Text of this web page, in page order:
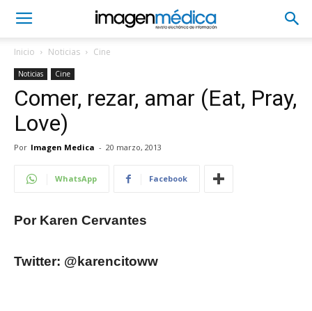
Inicio Noticias Cine
Noticias Cine
Comer, rezar, amar (Eat, Pray,
Love)
Por Imagen Medica - 20 marzo, 2013
WhatsApp Facebook
Por Karen Cervantes
Twitter: @karencitoww